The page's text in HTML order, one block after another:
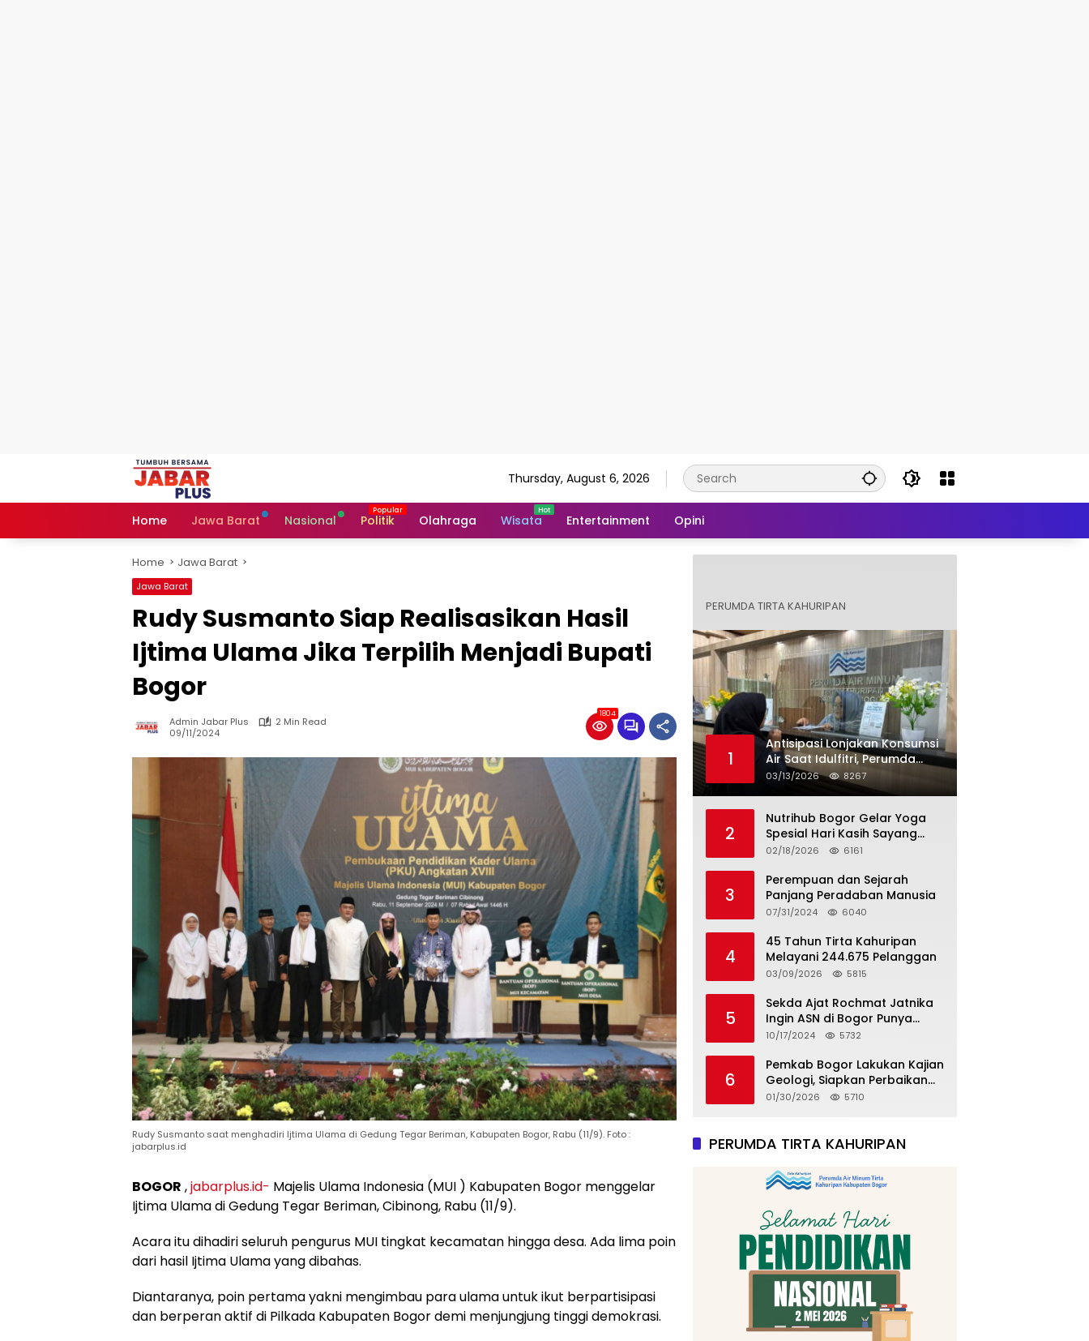
Thursday, August 6, 2026
Home Jawa Barat Nasional Politik Olahraga Wisata Entertainment Opini
Home Jawa Barat
Jawa Barat
Rudy Susmanto Siap Realisasikan Hasil
Ijtima Ulama Jika Terpilih Menjadi Bupati
Bogor
Admin Jabar Plus
2 Min Read
09/11/2024
1804
Rudy Susmanto saat menghadiri Ijtima Ulama di Gedung Tegar Beriman, Kabupaten Bogor, Rabu (11/9). Foto :
jabarplus.id
BOGOR ,jabarplus.id- Majelis Ulama Indonesia (MUI ) Kabupaten Bogor menggelar
Ijtima Ulama di Gedung Tegar Beriman, Cibinong, Rabu (11/9).
Acara itu dihadiri seluruh pengurus MUI tingkat kecamatan hingga desa. Ada lima poin
dari hasil Ijtima Ulama yang dibahas.
Diantaranya, poin pertama yakni mengimbau para ulama untuk ikut berpartisipasi
dan berperan aktif di Pilkada Kabupaten Bogor demi menjungjung tinggi demokrasi.
PERUMDA TIRTA KAHURIPAN
1
Antisipasi Lonjakan Konsumsi
Air Saat Idulfitri, Perumda
Tirta Kahuripan Berlakukan
Status Siaga Lebaran
03/13/2026 8267
2
Nutrihub Bogor Gelar Yoga
Spesial Hari Kasih Sayang
Sekaligus Luncurkan
Golden Ube
02/18/2026 6161
3
Perempuan dan Sejarah
Panjang Peradaban Manusia
07/31/2024 6040
4
45 Tahun Tirta Kahuripan
Melayani 244.675 Pelanggan
03/09/2026 5815
5
Sekda Ajat Rochmat Jatnika
Ingin ASN di Bogor Punya
Kualitas
10/17/2024 5732
6
Pemkab Bogor Lakukan Kajian
Geologi, Siapkan Perbaikan
Rumah Korban Pergeseran
01/30/2026 5710
PERUMDA TIRTA KAHURIPAN